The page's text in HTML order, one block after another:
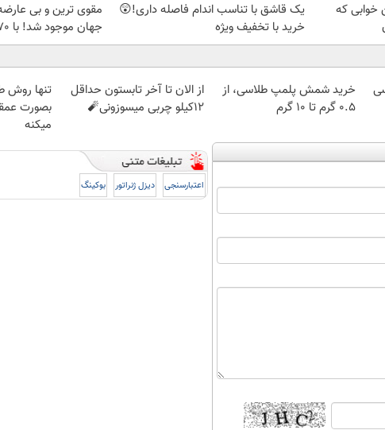
خوابی که
یک قاشق با تناسب اندام فاصله داری!😲
خرید با تخفیف ویژه
مقوی ترین و بی
جهان موجود شد! با 70% پروتئین😎
خرید شمش پلمپ طلاسی، از
۰.۵ گرم تا ۱۰ گرم
از الان تا آخر تابستون حداقل
12کیلو چربی میسوزونی🧨
تنها روش
بصورت
میکنه
اعتبارسنجی دیزل ژنراتور بوکینگ